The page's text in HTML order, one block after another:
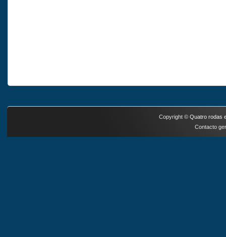
Copyright © Quatro rodas
Contacto